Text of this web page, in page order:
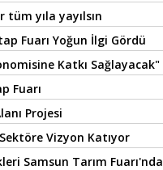
tüm yıla yayılsın
Fuarı Yoğun İlgi Gördü
Katkı Sağlayacak"
Fuarı
Projesi
Sektöre Vizyon Katıyor
Samsun Tarım Fuarı'nda